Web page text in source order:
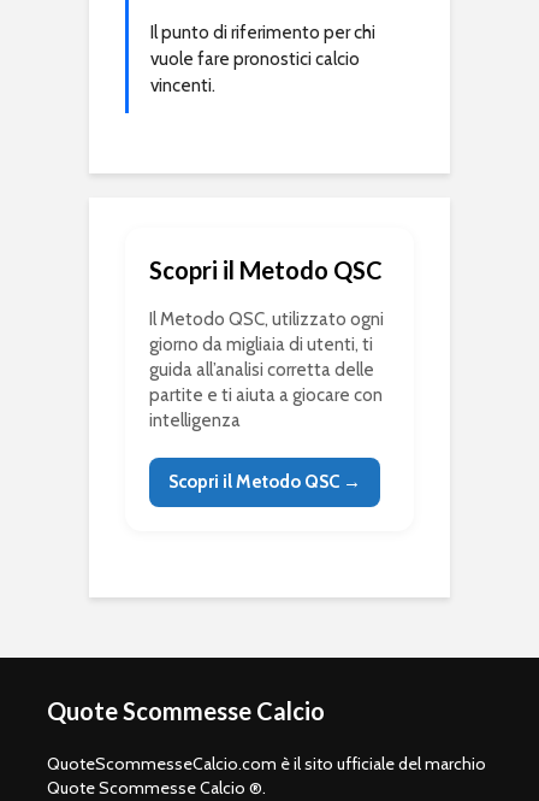
Il punto di riferimento per chi
vuole fare pronostici calcio
vincenti.
Scopri il Metodo QSC
Il Metodo QSC, utilizzato ogni
giorno da migliaia di utenti, ti
guida all’analisi corretta delle
partite e ti aiuta a giocare con
intelligenza
Scopri il Metodo QSC →
Quote Scommesse Calcio
QuoteScommesseCalcio.com è il sito ufficiale del marchio
Quote Scommesse Calcio ®.